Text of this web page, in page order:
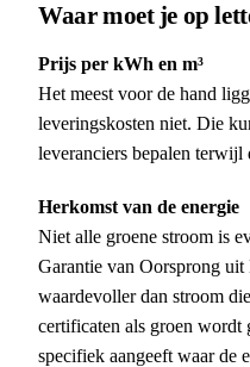
Waar moet je op
Prijs per kWh en m³
Het meest voor de hand
leveringskosten niet. Die
leveranciers bepalen
Herkomst van de energie
Niet alle groene stroom is
Garantie van Oorsprong
waardevoller dan stroom
certificaten als groen wordt
specifiek aangeeft waar de